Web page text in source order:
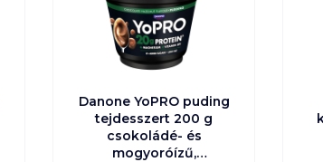
Danone YoPRO puding
tejdesszert 200 g
csokoládé- és
mogyoróízű,